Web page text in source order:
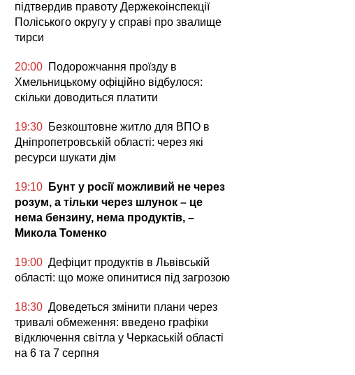
підтвердив правоту Держекоінспекції
Поліського округу у справі про звалище
тирси
20:00 Подорожчання проїзду в
Хмельницькому офіційно відбулося:
скільки доводиться платити
19:30 Безкоштовне житло для ВПО в
Дніпропетровській області: через які
ресурси шукати дім
19:10
Бунт у росії можливий не через
розум, а тільки через шлунок – це
нема бензину, нема продуктів, –
Микола Томенко
19:00 Дефіцит продуктів в Львівській
області: що може опинитися під загрозою
18:30 Доведеться змінити плани через
тривалі обмеження: введено графіки
відключення світла у Черкаській області
на 6 та 7 серпня